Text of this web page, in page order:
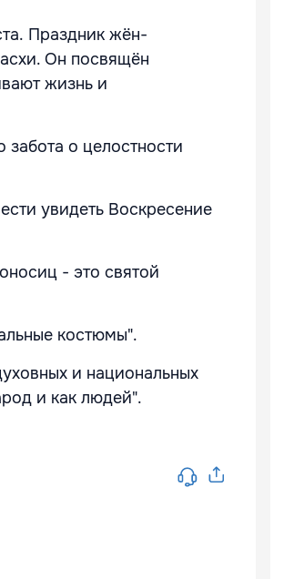
Праздник жён-
Он посвящён
жизнь и
о целостности
увидеть Воскресение
- это святой
костюмы".
и национальных
и как людей".